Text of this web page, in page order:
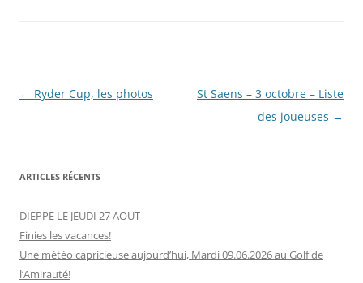
Navigation
← Ryder Cup, les photos
St Saens – 3 octobre – Liste
des joueuses →
ARTICLES RÉCENTS
DIEPPE LE JEUDI 27 AOUT
Finies les vacances!
Une météo capricieuse aujourd’hui, Mardi 09.06.2026 au Golf de
l’Amirauté!